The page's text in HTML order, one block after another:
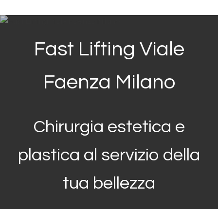
Fast Lifting Viale
Faenza Milano
Chirurgia estetica e
plastica al servizio della
tua bellezza